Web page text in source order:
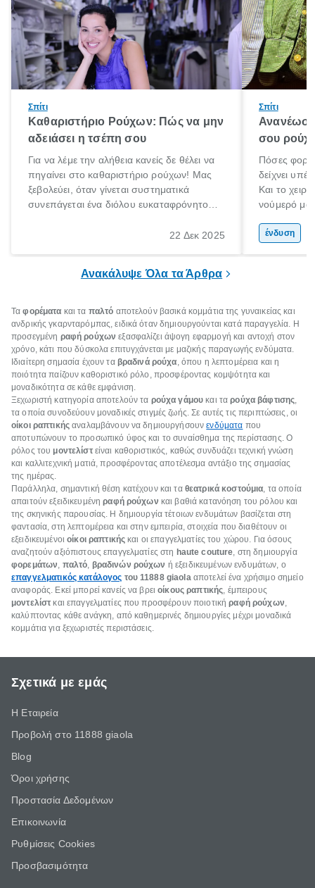
Σπίτι
Καθαριστήριο Ρούχων: Πώς να μην
αδειάσει η τσέπη σου
Για να λέμε την αλήθεια κανείς δε θέλει να
πηγαίνει στο καθαριστήριο ρούχων! Μας
ξεβολεύει, όταν γίνεται συστηματικά
συνεπάγεται ένα διόλου ευκαταφρόνητο
δυστυχώς τα αποτελέσματα στα ρούχα ή
στο πλυντήριο; Μην το κάνεις!
22 Δεκ 2025
Σπίτι
σου
Πόσες
δείχνει
Και το
νούμερό
που
ένδυση
Ανακάλυψε Όλα τα Άρθρα
Ταφορέματα και τα παλτό αποτελούν βασικά κομμάτια της γυναικείας και
ανδρικής γκαρνταρόμπας, ειδικά όταν δημιουργούνται κατά παραγγελία. Η
προσεγμένη ραφή ρούχων εξασφαλίζει άψογη εφαρμογή και αντοχή στον
χρόνο, κάτι που δύσκολα επιτυγχάνεται με μαζικής παραγωγής ενδύματα.
Ιδιαίτερη σημασία έχουν τα βραδινά ρούχα, όπου η λεπτομέρεια και η
ποιότητα παίζουν καθοριστικό ρόλο, προσφέροντας κομψότητα και
μοναδικότητα σε κάθε εμφάνιση.
Ξεχωριστή κατηγορία αποτελούν τα ρούχα γάμου και ταρούχα βάφτισης,
τα οποία συνοδεύουν μοναδικές στιγμές ζωής. Σε αυτές τις περιπτώσεις, οι
οίκοι ραπτικήςαναλαμβάνουν να δημιουργήσουνενδύματα που
αποτυπώνουν το προσωπικό ύφος και το συναίσθημα της περίστασης. Ο
ρόλος του μοντελίστείναι καθοριστικός, καθώς συνδυάζει τεχνική γνώση
και καλλιτεχνική ματιά, προσφέροντας αποτέλεσμα αντάξιο της σημασίας
της ημέρας.
Παράλληλα, σημαντική θέση κατέχουν και τα θεατρικά κοστούμια, τα οποία
απαιτούν εξειδικευμένηραφή ρούχων και βαθιά κατανόηση του ρόλου και
της σκηνικής παρουσίας. Η δημιουργία τέτοιων ενδυμάτων βασίζεται στη
φαντασία, στη λεπτομέρεια και στην εμπειρία, στοιχεία που διαθέτουν οι
εξειδικευμένοιοίκοι ραπτικής και οι επαγγελματίες του χώρου. Για όσους
αναζητούν αξιόπιστους επαγγελματίες στη haute couture, στη δημιουργία
φορεμάτων, παλτό, βραδινών ρούχων ή εξειδικευμένων ενδυμάτων, ο
επαγγελματικός κατάλογος του 11888 giaolaαποτελεί ένα χρήσιμο σημείο
αναφοράς. Εκεί μπορεί κανείς να βρειοίκους ραπτικής, έμπειρους
μοντελίστ και επαγγελματίες που προσφέρουν ποιοτικήραφή ρούχων,
καλύπτοντας κάθε ανάγκη, από καθημερινές δημιουργίες μέχρι μοναδικά
κομμάτια για ξεχωριστές περιστάσεις.
Σχετικά με εμάς
Η Εταιρεία
Προβολή στο 11888 giaola
Blog
Όροι χρήσης
Προστασία Δεδομένων
Επικοινωνία
Ρυθμίσεις Cookies
Προσβασιμότητα